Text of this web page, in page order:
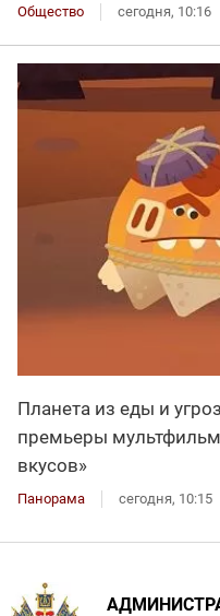
Общество сегодня, 10:16
Планета из еды и
премьеры
вкусов»
Панорама сегодня, 10:15